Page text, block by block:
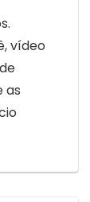
vídeo
as